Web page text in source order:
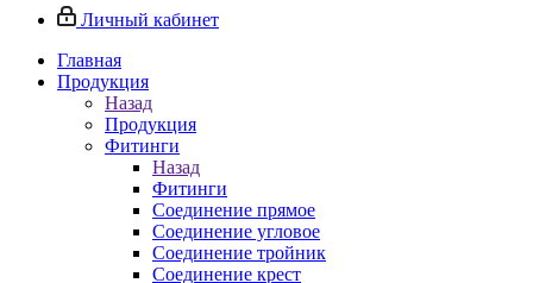
Личный кабинет
Главная
Продукция
Назад
Продукция
Фитинги
Назад
Фитинги
Соединение прямое
Соединение угловое
Соединение тройник
Соединение крест